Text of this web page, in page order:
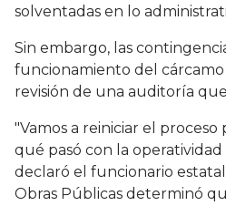
solventadas en lo
Sin embargo, las
funcionamiento del
revisión de una auditoría
"Vamos a reiniciar el
qué pasó con la operatividad
declaró el funcionario
Obras Públicas determinó